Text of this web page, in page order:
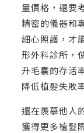
量價格，還要
精密的儀器和
細心照護，才
形外科診所，
升毛囊的存活
降低植髮失敗
還在羨慕他人
獲得更多植髮